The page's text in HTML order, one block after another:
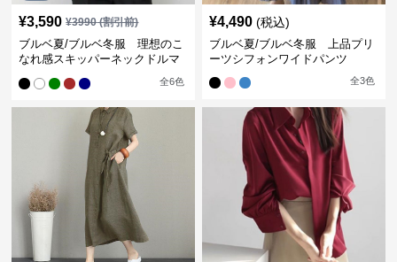
¥3,590 ¥3990(割引前)
ブルベ夏/ブルベ冬服 理想のこ
なれ感スキッパーネックドルマ
全6色
¥4,490 (税込)
ブルベ夏/ブルベ冬服 上品プリ
ーツシフォンワイドパンツ
全3色